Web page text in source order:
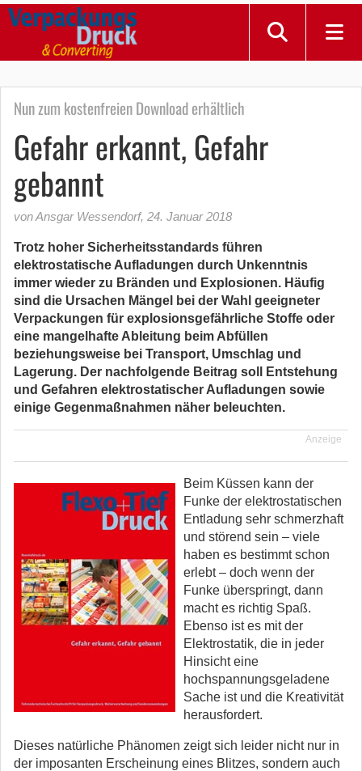
Nun zum kostenfreien Download erhältlich
Gefahr erkannt, Gefahr
gebannt
von Ansgar Wessendorf, 24. Januar 2018
Trotz hoher Sicherheitsstandards führen
elektrostatische Aufladungen durch Unkenntnis
immer wieder zu Bränden und Explosionen. Häufig
sind die Ursachen Mängel bei der Wahl geeigneter
Verpackungen für explosionsgefährliche Stoffe oder
eine mangelhafte Ableitung beim Abfüllen
beziehungsweise bei Transport, Umschlag und
Lagerung. Der nachfolgende Beitrag soll Entstehung
und Gefahren elektrostatischer Aufladungen sowie
einige Gegenmaßnahmen näher beleuchten.
Anzeige
Beim Küssen kann der
Funke der elektrostatischen
Entladung sehr schmerzhaft
und störend sein – viele
haben es bestimmt schon
erlebt – doch wenn der
Funke überspringt, dann
macht es richtig Spaß.
Ebenso ist es mit der
Elektrostatik, die in jeder
Hinsicht eine
hochspannungsgeladene
Sache ist und die Kreativität
herausfordert.
Dieses natürliche Phänomen zeigt sich leider nicht nur in
der imposanten Erscheinung eines Blitzes, sondern auch